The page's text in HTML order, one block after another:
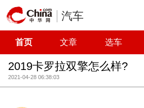
汽车
首页 文章 选车
2019卡罗拉双擎怎么样?
2021-04-28 06:38:03